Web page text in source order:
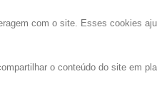
com o site. Esses cookies
o conteúdo do site em